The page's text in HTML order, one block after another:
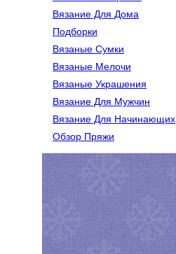
Вязание Для Дома
Подборки
Вязаные Сумки
Вязаные Мелочи
Вязаные Украшения
Вязание Для Мужчин
Вязание Для Начинающих
Обзор Пряжи